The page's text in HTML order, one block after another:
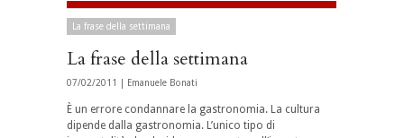
La frase della settimana
La frase della settimana
07/02/2011 | Emanuele Bonati
È un errore condannare la gastronomia. La cultura
dipende dalla gastronomia. L’unico tipo di